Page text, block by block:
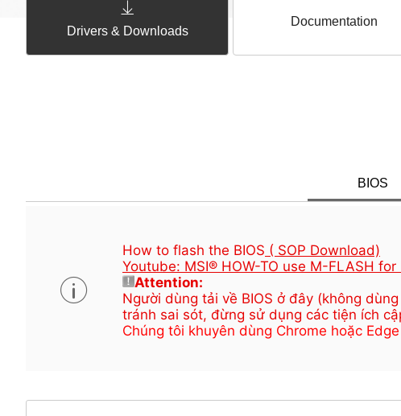
Drivers & Downloads
Documentation
BIOS
How to flash the BIOS ( SOP Download)
Youtube: MSI® HOW-TO use M-FLASH for
Attention:
Người dùng tải về BIOS ở đây (không
tránh sai sót, đừng sử dụng các tiện ích
Chúng tôi khuyên dùng Chrome hoặc